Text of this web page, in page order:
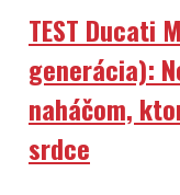
TEST Ducati
generácia):
naháčom,
srdce